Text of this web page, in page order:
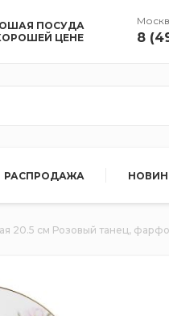
ПОСУДА
ЦЕНЕ
8
РАСПРОДАЖА
20.5 см Розовый танец,